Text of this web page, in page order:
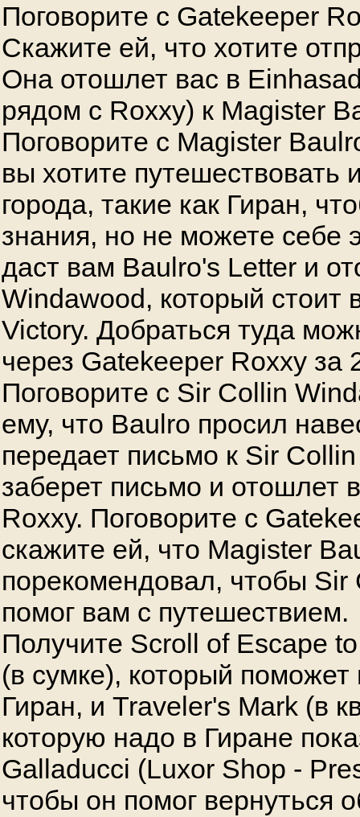
Поговорите с Gatekeeper
Скажите ей, что хотите
Она отошлет вас в
рядом с Roxxy) к Magister
Поговорите с Magister
вы хотите путешествовать
города, такие как Гиран,
знания, но не можете себе
даст вам Baulro's Letter и
Windawood, который стоит
Victory. Добраться туда
через Gatekeeper Roxxy за
Поговорите с Sir Collin
ему, что Baulro просил
передает письмо к Sir
заберет письмо и отошлет
Roxxy. Поговорите с
скажите ей, что Magister
порекомендовал, чтобы
помог вам с путешествием.
Получите Scroll of Escape
(в сумке), который поможет
Гиран, и Traveler's Mark (в
которую надо в Гиране
Galladucci (Luxor Shop -
чтобы он помог вернуться